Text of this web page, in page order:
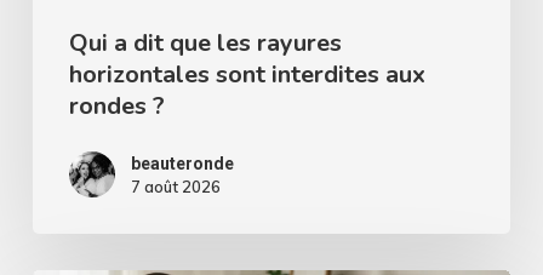
Qui a dit que les rayures
horizontales sont interdites aux
rondes ?
beauteronde
7 août 2026